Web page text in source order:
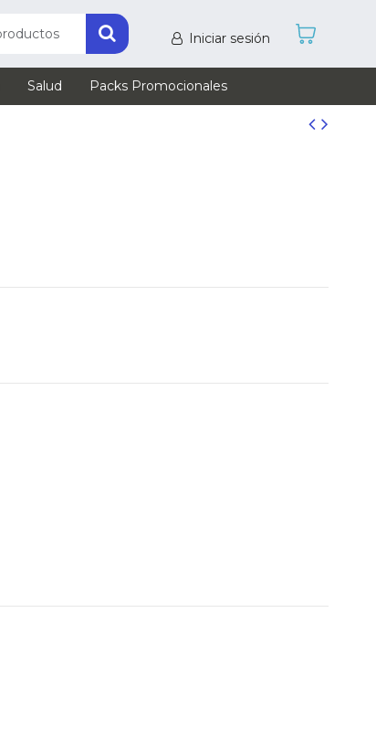
Iniciar sesión
Salud Packs Promocionales